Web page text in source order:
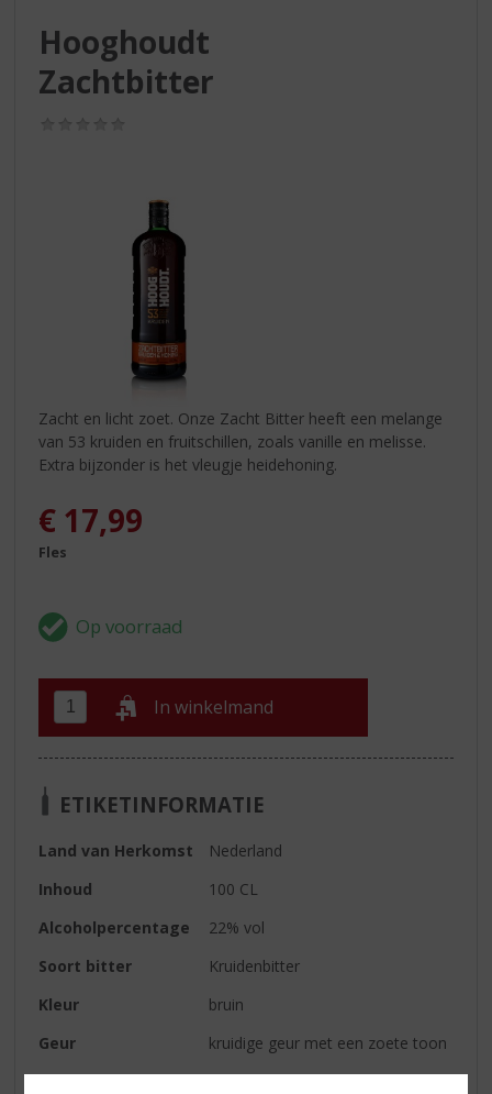
Hooghoudt
Zachtbitter
Zacht en licht zoet. Onze Zacht Bitter heeft een melange
van 53 kruiden en fruitschillen, zoals vanille en melisse.
Extra bijzonder is het vleugje heidehoning.
€ 17,99
Fles
In winkelmand
ETIKETINFORMATIE
Land van Herkomst
Nederland
Inhoud
100 CL
Alcoholpercentage
22% vol
Soort bitter
Kruidenbitter
Kleur
bruin
Geur
kruidige geur met een zoete toon
Smaak
een prettig evenwicht tussen zoet